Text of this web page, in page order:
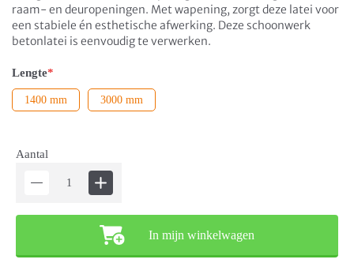
raam- en deuropeningen. Met wapening, zorgt deze latei voor
een stabiele én esthetische afwerking. Deze schoonwerk
betonlatei is eenvoudig te verwerken.
Lengte*
1400 mm 3000 mm
Aantal
In mijn winkelwagen